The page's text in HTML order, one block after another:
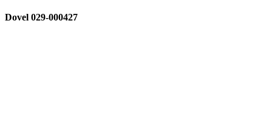
Dovel 029-000427